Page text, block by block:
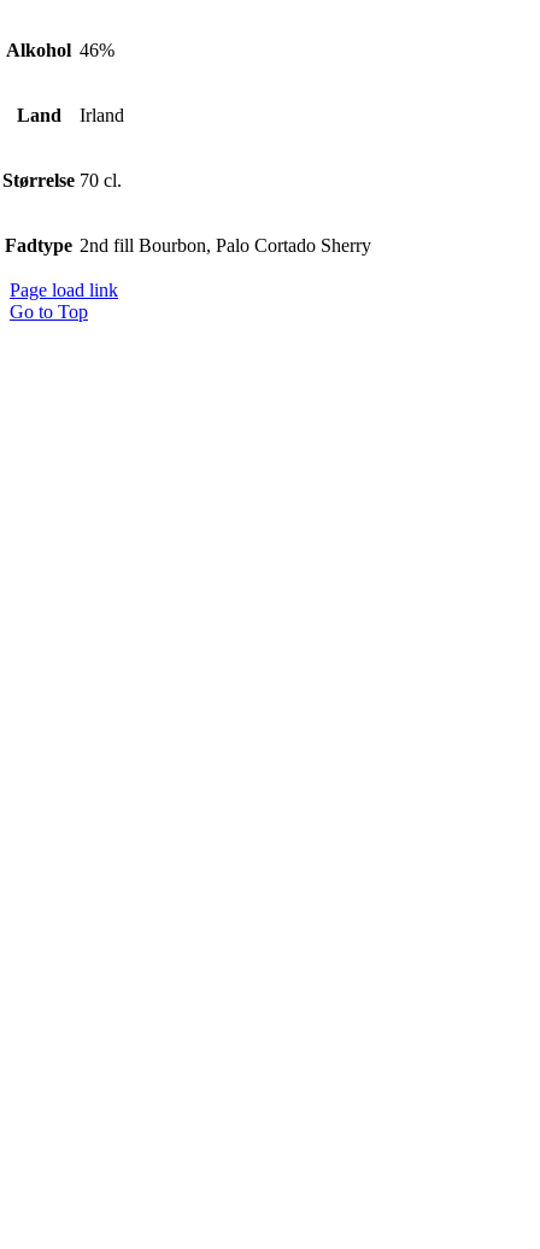
Alkohol 46%
Land Irland
Størrelse 70 cl.
Fadtype 2nd fill Bourbon, Palo Cortado Sherry
Page load link
Go to Top